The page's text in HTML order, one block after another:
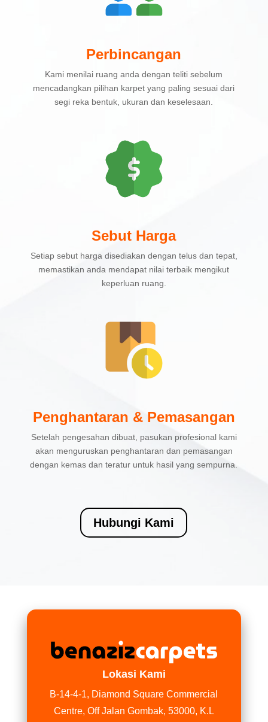
Perbincangan
Kami menilai ruang anda dengan teliti sebelum
mencadangkan pilihan karpet yang paling sesuai dari
segi reka bentuk, ukuran dan keselesaan.
Sebut Harga
Setiap sebut harga disediakan dengan telus dan tepat,
memastikan anda mendapat nilai terbaik mengikut
keperluan ruang.
Penghantaran & Pemasangan
Setelah pengesahan dibuat, pasukan profesional kami
akan menguruskan penghantaran dan pemasangan
dengan kemas dan teratur untuk hasil yang sempurna.
Hubungi Kami
Lokasi Kami
B-14-4-1, Diamond Square Commercial
Centre, Off Jalan Gombak, 53000, K.L